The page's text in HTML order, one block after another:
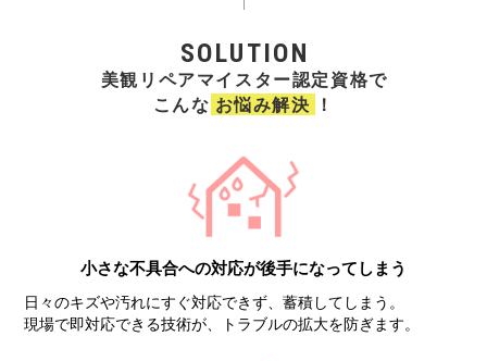
SOLUTION
美観リペアマイスター認定資格で
こんな お悩み解決 ！
小さな不具合への対応が後手になってしまう
日々のキズや汚れにすぐ対応できず、蓄積してしまう。
現場で即対応できる技術が、トラブルの拡大を防ぎます。